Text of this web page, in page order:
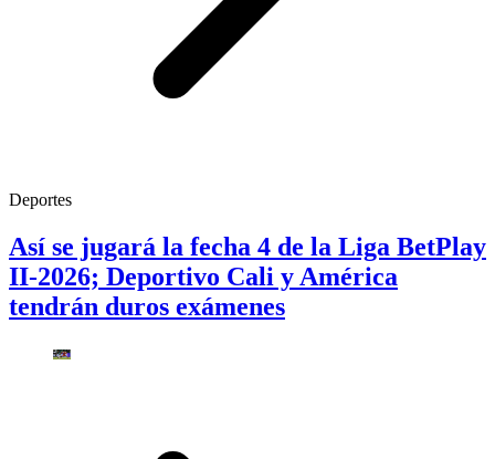
Deportes
Así se jugará la fecha 4 de la Liga BetPlay
II-2026; Deportivo Cali y América
tendrán duros exámenes